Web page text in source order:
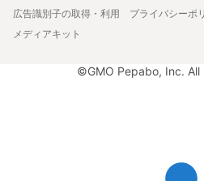
広告識別子の取得・利用
プライバシーポ
メディアキット
©GMO Pepabo, Inc.